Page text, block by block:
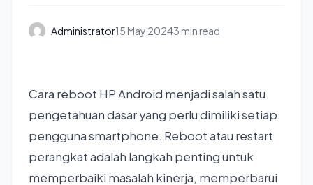
Administrator15 May 20243 min read
Cara reboot HP Android menjadi salah satu
pengetahuan dasar yang perlu dimiliki setiap
pengguna smartphone. Reboot atau restart
perangkat adalah langkah penting untuk
memperbaiki masalah kinerja, memperbarui